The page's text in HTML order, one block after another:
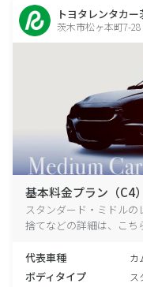
トヨタレンタカー
茨木市松ヶ本町7-28
基本料金プラン（C4）
スタンダード・ミドルの
捨てなどの詳細は、こち
代表車種 カ
ボディタイプ ス